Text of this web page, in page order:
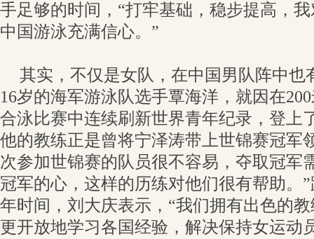
手足够的时间，“打牢基础，稳步提高，
中国游泳充满信心。”
其实，不仅是女队，在中国男队阵中也
16岁的海军游泳队选手覃海洋，就因在
合泳比赛中连续刷新世界青年纪录，登上
他的教练正是曾将宁泽涛带上世锦赛冠军
次参加世锦赛的队员很不容易，夺取冠军
冠军的心，这样的历练对他们很有帮助。
年时间，刘大庆表示，“我们拥有出色的
更开放地学习各国经验，解决保持女运动